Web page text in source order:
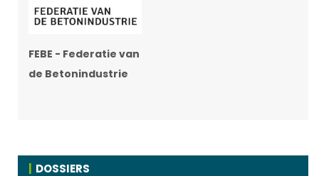
FEBE - Federatie van
de Betonindustrie
DOSSIERS